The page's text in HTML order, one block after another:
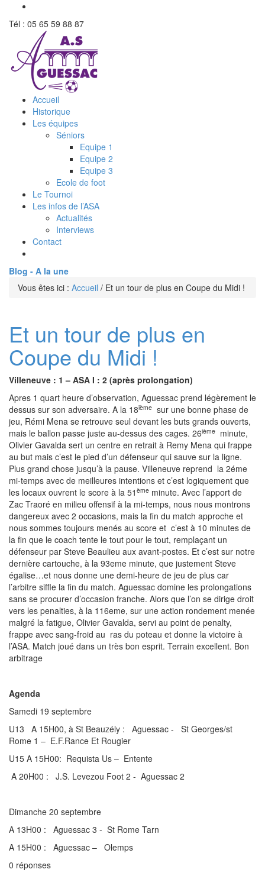
Tél : 05 65 59 88 87
Accueil
Historique
Les équipes
Séniors
Equipe 1
Equipe 2
Equipe 3
Ecole de foot
Le Tournoi
Les infos de l’ASA
Actualités
Interviews
Contact
Blog - A la une
Vous êtes ici : Accueil / Et un tour de plus en Coupe du Midi !
Et un tour de plus en
Coupe du Midi !
Villeneuve : 1 – ASA I : 2 (après prolongation)
Apres 1 quart heure d’observation, Aguessac prend légèrement le
dessus sur son adversaire. A la 18ième sur une bonne phase de
jeu, Rémi Mena se retrouve seul devant les buts grands ouverts,
mais le ballon passe juste au-dessus des cages. 26ième minute,
Olivier Gavalda sert un centre en retrait à Remy Mena qui frappe
au but mais c’est le pied d’un défenseur qui sauve sur la ligne.
Plus grand chose jusqu’à la pause. Villeneuve reprend la 2éme
mi-temps avec de meilleures intentions et c’est logiquement que
les locaux ouvrent le score à la 51 ème minute. Avec l’apport de
Zac Traoré en milieu offensif à la mi-temps, nous nous montrons
dangereux avec 2 occasions, mais la fin du match approche et
nous sommes toujours menés au score et c’est à 10 minutes de
la fin que le coach tente le tout pour le tout, remplaçant un
défenseur par Steve Beaulieu aux avant-postes. Et c’est sur notre
dernière cartouche, à la 93eme minute, que justement Steve
égalise…et nous donne une demi-heure de jeu de plus car
l’arbitre siffle la fin du match. Aguessac domine les prolongations
sans se procurer d’occasion franche. Alors que l’on se dirige droit
vers les penalties, à la 116eme, sur une action rondement menée
malgré la fatigue, Olivier Gavalda, servi au point de penalty,
frappe avec sang-froid au ras du poteau et donne la victoire à
l’ASA. Match joué dans un très bon esprit. Terrain excellent. Bon
arbitrage
Agenda
Samedi 19 septembre
U13 A 15H00, à St Beauzély : Aguessac - St Georges/st
Rome 1 – E.F.Rance Et Rougier
U15 A 15H00: Requista Us – Entente
A 20H00 : J.S. Levezou Foot 2 - Aguessac 2
Dimanche 20 septembre
A 13H00 : Aguessac 3 - St Rome Tarn
A 15H00 : Aguessac – Olemps
0 réponses